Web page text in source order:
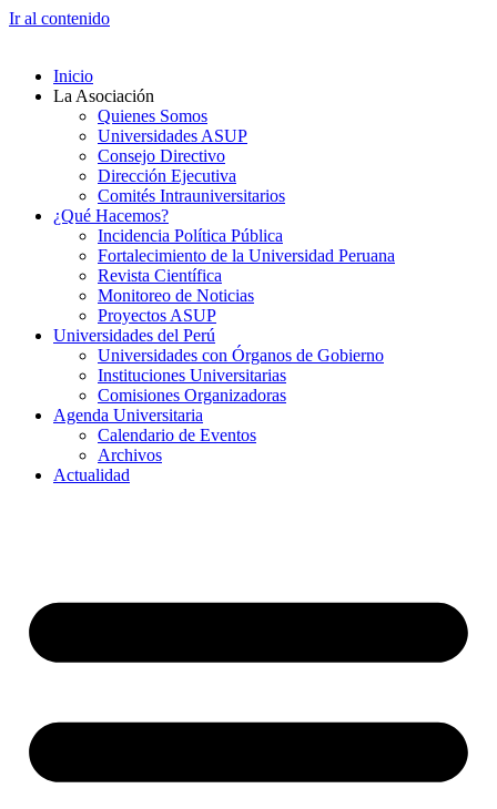
Ir al contenido
Inicio
La Asociación
Quienes Somos
Universidades ASUP
Consejo Directivo
Dirección Ejecutiva
Comités Intrauniversitarios
¿Qué Hacemos?
Incidencia Política Pública
Fortalecimiento de la Universidad Peruana
Revista Científica
Monitoreo de Noticias
Proyectos ASUP
Universidades del Perú
Universidades con Órganos de Gobierno
Instituciones Universitarias
Comisiones Organizadoras
Agenda Universitaria
Calendario de Eventos
Archivos
Actualidad